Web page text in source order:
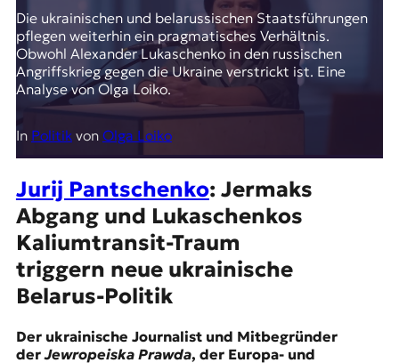
Die ukrainischen und belarussischen Staatsführungen
pflegen weiterhin ein pragmatisches Verhältnis.
Obwohl Alexander Lukaschenko in den russischen
Angriffskrieg gegen die Ukraine verstrickt ist. Eine
Analyse von Olga Loiko.
In Politikvon Olga Loiko
Jurij Pantschenko: Jermaks
Abgang und Lukaschenkos
Kaliumtransit-Traum
triggern neue ukrainische
Belarus-Politik
Der ukrainische Journalist und Mitbegründer
derJewropeiska Prawda, der Europa- und